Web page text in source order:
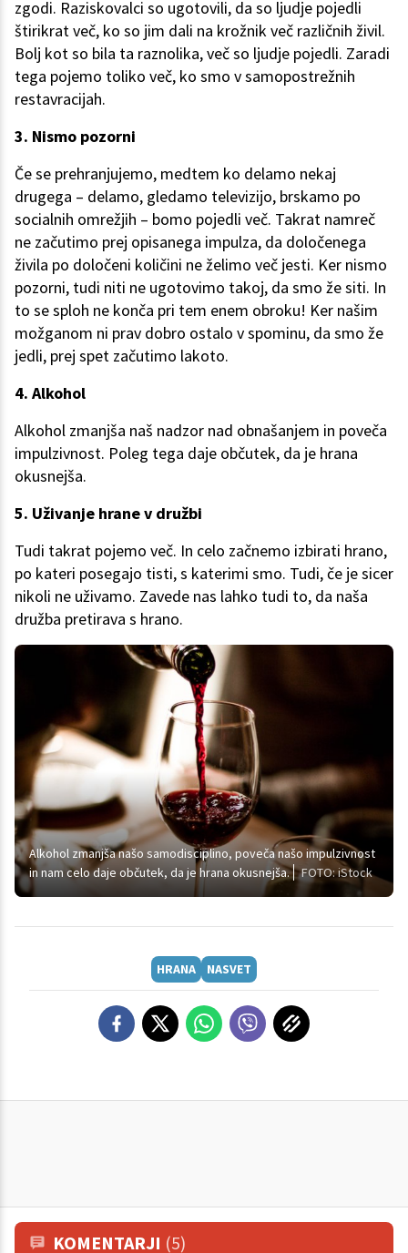
zgodi. Raziskovalci so ugotovili, da so ljudje pojedli
štirikrat več, ko so jim dali na krožnik več različnih živil.
Bolj kot so bila ta raznolika, več so ljudje pojedli. Zaradi
tega pojemo toliko več, ko smo v samopostrežnih
restavracijah.
3. Nismo pozorni
Če se prehranjujemo, medtem ko delamo nekaj
drugega – delamo, gledamo televizijo, brskamo po
socialnih omrežjih – bomo pojedli več. Takrat namreč
ne začutimo prej opisanega impulza, da določenega
živila po določeni količini ne želimo več jesti. Ker nismo
pozorni, tudi niti ne ugotovimo takoj, da smo že siti. In
to se sploh ne konča pri tem enem obroku! Ker našim
možganom ni prav dobro ostalo v spominu, da smo že
jedli, prej spet začutimo lakoto.
4. Alkohol
Alkohol zmanjša naš nadzor nad obnašanjem in poveča
impulzivnost. Poleg tega daje občutek, da je hrana
okusnejša.
5. Uživanje hrane v družbi
Tudi takrat pojemo več. In celo začnemo izbirati hrano,
po kateri posegajo tisti, s katerimi smo. Tudi, če je sicer
nikoli ne uživamo. Zavede nas lahko tudi to, da naša
družba pretirava s hrano.
Alkohol zmanjša našo samodisciplino, poveča našo impulzivnost
in nam celo daje občutek, da je hrana okusnejša.
FOTO: iStock
HRANA NASVET
KOMENTARJI (5)